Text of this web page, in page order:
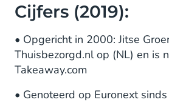
Cijfers (2019):
• Opgericht in 2000: Jitse
Thuisbezorgd.nl op (NL) en is
Takeaway.com
• Genoteerd op Euronext